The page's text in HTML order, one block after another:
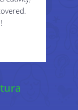
desarrolle
general.